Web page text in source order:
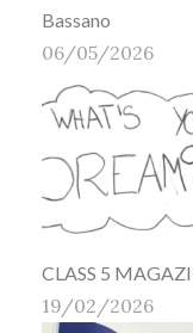
Bassano
06/05/2026
CLASS 5
19/02/2026